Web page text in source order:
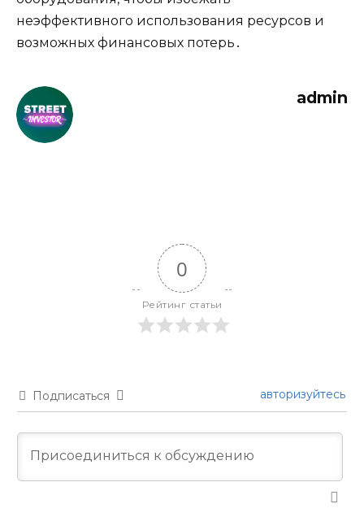
неэффективного использования ресурсов и
возможных финансовых потерь․
admin
0
Рейтинг статьи
Подписаться авторизуйтесь